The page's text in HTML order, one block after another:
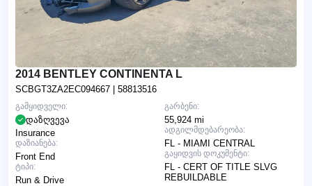
2014 BENTLEY CONTINENTA L
SCBGT3ZA2EC094667 | 58813516
გარბენი:
55,924 mi
ადგილმდებარეობა:
FL - MIAMI CENTRAL
გაყიდვის დოკუმენტი:
FL - CERT OF TITLE SLVG
REBUILDABLE
გამყიდველი:
დაზღვევა
Insurance
დაზიანება:
Front End
ტიპი:
Run & Drive